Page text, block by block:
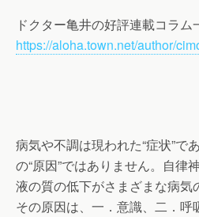
ドクター亀井の好評連載コラム
https://aloha.town.net/author/
病気や不調は現われた“症状”で
の“原因”ではありません。自律
液の質の低下がさまざまな病気
その原因は、一．意識、二．呼